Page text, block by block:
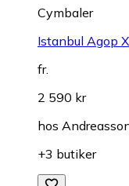
Cymbaler
Istanbul Agop
fr.
2 590 kr
hos
+3 butiker